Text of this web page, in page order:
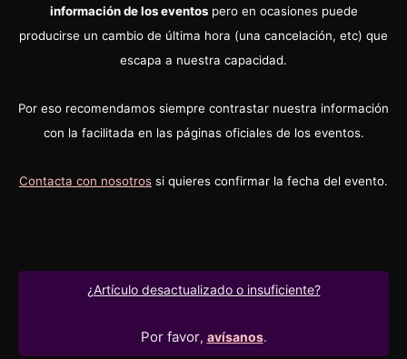
información de los eventospero en ocasiones puede
producirse un cambio de última hora (una cancelación, etc) que
escapa a nuestra capacidad.
Por eso recomendamos siempre contrastar nuestra información
con la facilitada en las páginas oficiales de los eventos.
Contacta con nosotros si quieres confirmar la fecha del evento.
¿Artículo desactualizado o insuficiente?
Por favor, avísanos.